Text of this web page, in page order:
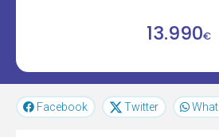
13.990€
Facebook Twitter